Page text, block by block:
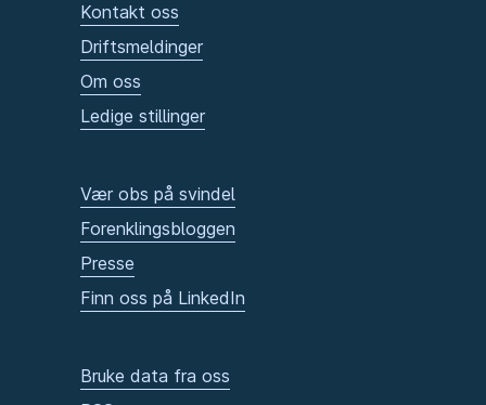
Kontakt oss
Driftsmeldinger
Om oss
Ledige stillinger
Vær obs på svindel
Forenklingsbloggen
Presse
Finn oss på LinkedIn
Bruke data fra oss